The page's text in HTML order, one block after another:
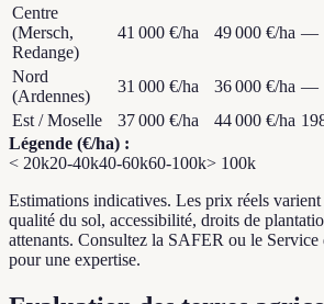
Centre
(Mersch,
Redange)
41 000 €/ha 49 000 €/ha —
Nord
(Ardennes)
31 000 €/ha 36 000 €/ha —
Est / Moselle
37 000 €/ha 44 000 €/ha
Légende (€/ha) :
< 20k20-40k40-60k60-100k> 100k
Estimations indicatives. Les prix réels
qualité du sol, accessibilité, droits de
attenants. Consultez la SAFER ou le
pour une expertise.